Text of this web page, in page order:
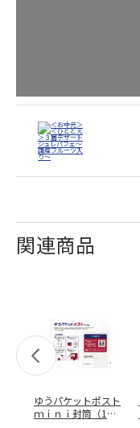
関連商品
ゆうパケットポスト
ｍｉｎｉ封筒（1個